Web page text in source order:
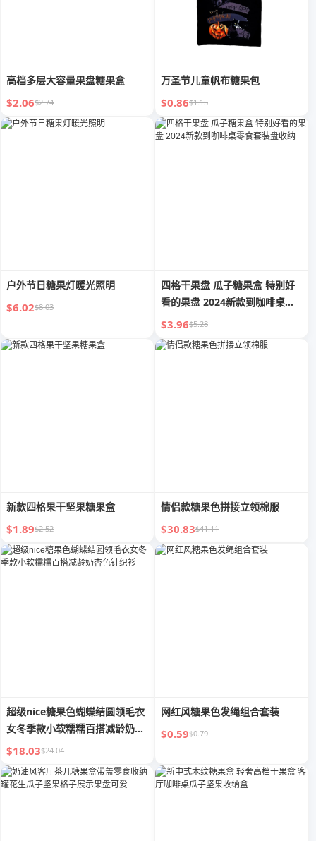
高档多层大容量果盘糖果盒
$2.06$2.74
万圣节儿童帆布糖果包
$0.86$1.15
户外节日糖果灯暖光照明
$6.02$8.03
四格干果盘 瓜子糖果盒 特别好
看的果盘 2024新款到咖啡桌零
食套装盘收纳
$3.96$5.28
新款四格果干坚果糖果盒
$1.89$2.52
情侣款糖果色拼接立领棉服
$30.83$41.11
超级nice糖果色蝴蝶结圆领毛衣
女冬季款小软糯糯百搭减龄奶杏
色针织衫
$18.03$24.04
网红风糖果色发绳组合套装
$0.59$0.79